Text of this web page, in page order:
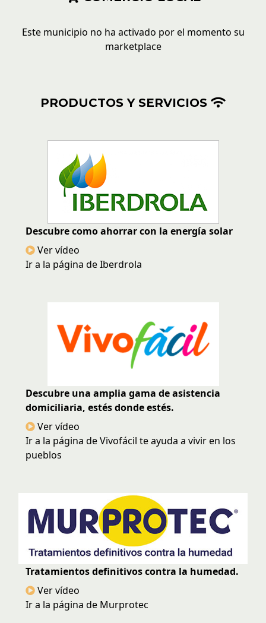
Este municipio no ha activado por el momento su
marketplace
PRODUCTOS Y SERVICIOS
Descubre como ahorrar con la energía solar
Ver vídeo
Ir a la página de Iberdrola
Descubre una amplia gama de asistencia
domiciliaria, estés donde estés.
Ver vídeo
Ir a la página de Vivofácil te ayuda a vivir en los
pueblos
Tratamientos definitivos contra la humedad.
Ver vídeo
Ir a la página de Murprotec